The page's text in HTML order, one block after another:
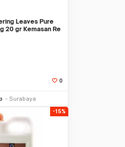
Leaves Pure
20 gr Kemasan Re
0
Surabaya
-15%